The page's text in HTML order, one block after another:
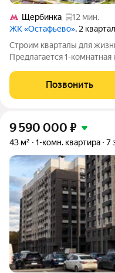
Щербинка
12 мин.
ЖК «Остафьево», 2
Строим кварталы для
Предлагается 1-
в жилом комплексе
отделкой в нескольких
Позвонить
9 590 000 ₽
43 м² 1-комн. квартира 7